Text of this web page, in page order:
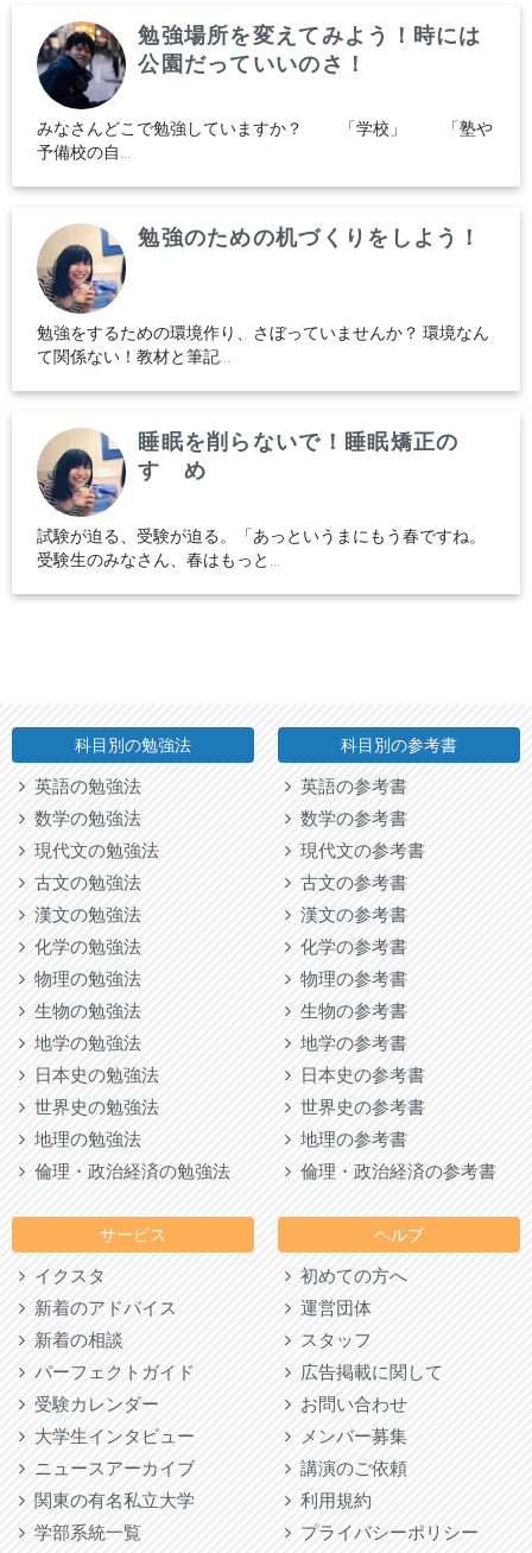
勉強場所を変えてみよう！時には
公園だっていいのさ！
みなさんどこで勉強していますか？ 「学校」 「塾や
予備校の自...
勉強のための机づくりをしよう！
勉強をするための環境作り、さぼっていませんか？ 環境なん
て関係ない！教材と筆記...
睡眠を削らないで！睡眠矯正の
すゝめ
試験が迫る、受験が迫る。「あっというまにもう春ですね。
受験生のみなさん、春はもっと...
科目別の勉強法
英語の勉強法
数学の勉強法
現代文の勉強法
古文の勉強法
漢文の勉強法
化学の勉強法
物理の勉強法
生物の勉強法
地学の勉強法
日本史の勉強法
世界史の勉強法
地理の勉強法
倫理・政治経済の勉強法
サービス
イクスタ
新着のアドバイス
新着の相談
パーフェクトガイド
受験カレンダー
大学生インタビュー
ニュースアーカイブ
関東の有名私立大学
学部系統一覧
科目別の参考書
英語の参考書
数学の参考書
現代文の参考書
古文の参考書
漢文の参考書
化学の参考書
物理の参考書
生物の参考書
地学の参考書
日本史の参考書
世界史の参考書
地理の参考書
倫理・政治経済の参考書
ヘルプ
初めての方へ
運営団体
スタッフ
広告掲載に関して
お問い合わせ
メンバー募集
講演のご依頼
利用規約
プライバシーポリシー